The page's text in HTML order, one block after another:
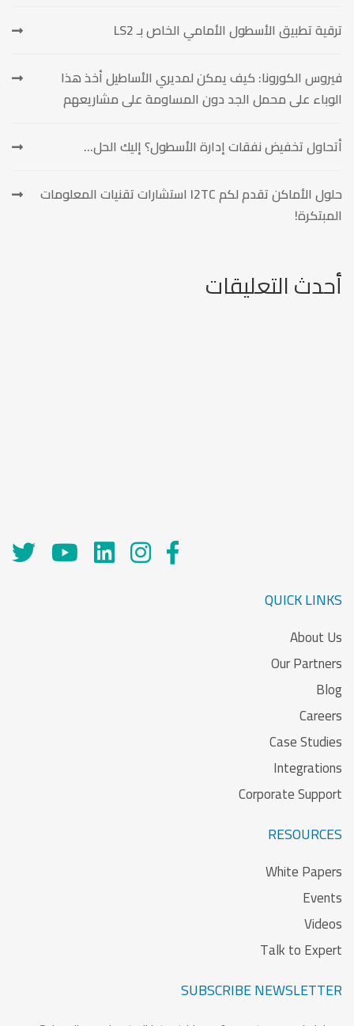
ترقية تطبيق الأسطول الأمامي الخاص بـ LS2
فيروس الكورونا: كيف يمكن لمديري الأساطيل أخذ هذا
الوباء على محمل الجد دون المساومة على مشاريعهم
أتحاول تخفيض نفقات إدارة الأسطول؟ إليك الحل…
حلول الأماكن تقدم لكم I2TC استشارات تقنيات المعلومات
المبتكرة!
أحدث التعليقات
QUICK LINKS
About Us
Our Partners
Blog
Careers
Case Studies
Integrations
Corporate Support
RESOURCES
White Papers
Events
Videos
Talk to Expert
SUBSCRIBE NEWSLETTER